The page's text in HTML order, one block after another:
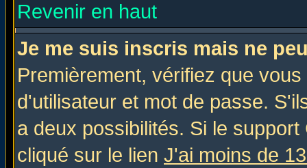
Revenir en haut
Je me suis inscris mais ne
Premièrement, vérifiez que
d'utilisateur et mot de passe.
a deux possibilités. Si le
cliqué sur le lien J'ai moins de